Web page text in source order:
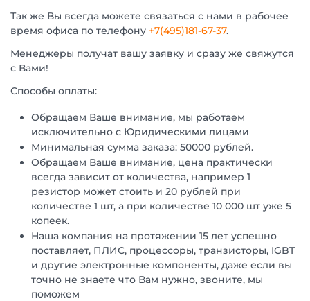
Так же Вы всегда можете связаться с нами в рабочее
время офиса по телефону +7(495)181-67-37.
Менеджеры получат вашу заявку и сразу же свяжутся
с Вами!
Способы оплаты:
Обращаем Ваше внимание, мы работаем
исключительно с Юридическими лицами
Минимальная сумма заказа: 50000 рублей.
Обращаем Ваше внимание, цена практически
всегда зависит от количества, например 1
резистор может стоить и 20 рублей при
количестве 1 шт, а при количестве 10 000 шт уже 5
копеек.
Наша компания на протяжении 15 лет успешно
поставляет, ПЛИС, процессоры, транзисторы, IGBT
и другие электронные компоненты, даже если вы
точно не знаете что Вам нужно, звоните, мы
поможем